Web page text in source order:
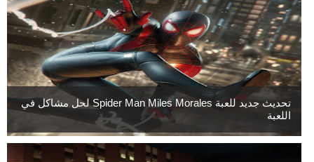
تحديث جديد للعبة Spider Man Miles Morales لحل مشاكل في
اللعبة